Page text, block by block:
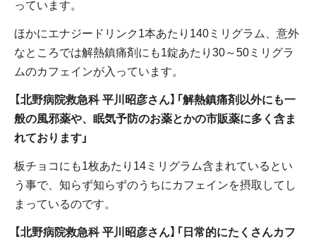
っています。
ほかにエナジードリンク1本あたり140ミリグラム、意外
なところでは解熱鎮痛剤にも1錠あたり30～50ミリグラ
ムのカフェインが入っています。
【北野病院救急科 平川昭彦さん】「解熱鎮痛剤以外にも一
般の風邪薬や、眠気予防のお薬とかの市販薬に多く含ま
れております」
板チョコにも1枚あたり14ミリグラム含まれているとい
う事で、知らず知らずのうちにカフェインを摂取してし
まっているのです。
【北野病院救急科 平川昭彦さん】「日常的にたくさんカフ